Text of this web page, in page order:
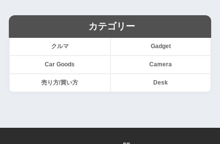
カテゴリー
クルマ Gadget
Car Goods Camera
売り方/買い方 Desk